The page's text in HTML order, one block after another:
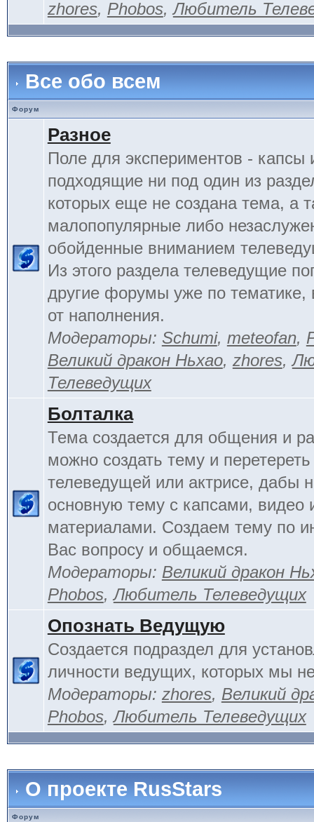
zhores, Phobos,Любитель
Все обо всем
Форум
Разное
Поле для экспериментов - капсы
подходящие ни под один из
которых еще не создана тема, а
малопопулярные либо
обойденные вниманием
Из этого раздела телеведущие
другие форумы уже по тематике,
от наполнения.
Модераторы: Schumi, meteofan,
Великий дракон Ньхао, zhores,
Телеведущих
Болталка
Тема создается для общения и
можно создать тему и перетереть
телеведущей или актрисе, дабы
основную тему с капсами, видео
материалами. Создаем тему по
Вас вопросу и общаемся.
Модераторы: Великий дракон
Phobos,Любитель Телеведущих
Опознать Ведущую
Создается подраздел для
личности ведущих, которых мы
Модераторы: zhores, Великий
Phobos,Любитель Телеведущих
О проекте RusStars
Форум